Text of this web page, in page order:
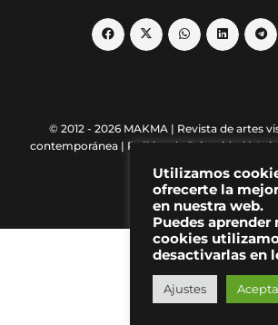
© 2012 - 2026 MAKMA | Revista de artes
contemporánea | Política de Privacidad|
Utilizamos
ofrecerte la
en nuestra web.
Puedes aprender
cookies
desactivarlas en
Ajustes